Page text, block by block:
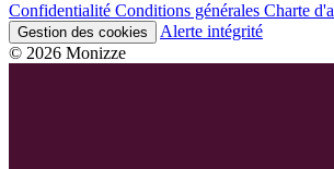
Confidentialité Conditions générales Charte
Gestion des cookies
Alerte intégrité
© 2026 Monizze